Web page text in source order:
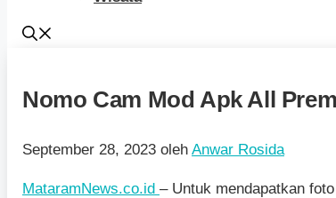
Nomo Cam Mod Apk All
September 28, 2023 oleh Anwar Rosida
MataramNews.co.id – Untuk mendapatkan